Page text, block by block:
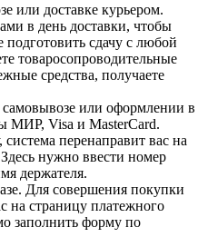
или доставке курьером.
в день доставки, чтобы
подготовить сдачу с любой
товаросопроводительные
средства, получаете
или оформлении в
МИР, Visa и MasterCard.
перенаправит вас на
нужно ввести номер
держателя.
Для совершения покупки
на страницу платежного
заполнить форму по